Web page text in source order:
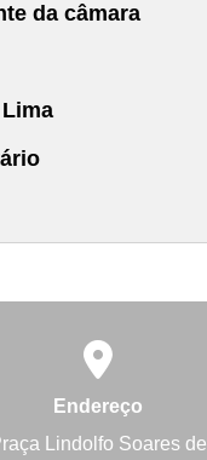
da câmara
Endereço
Lindolfo Soares de